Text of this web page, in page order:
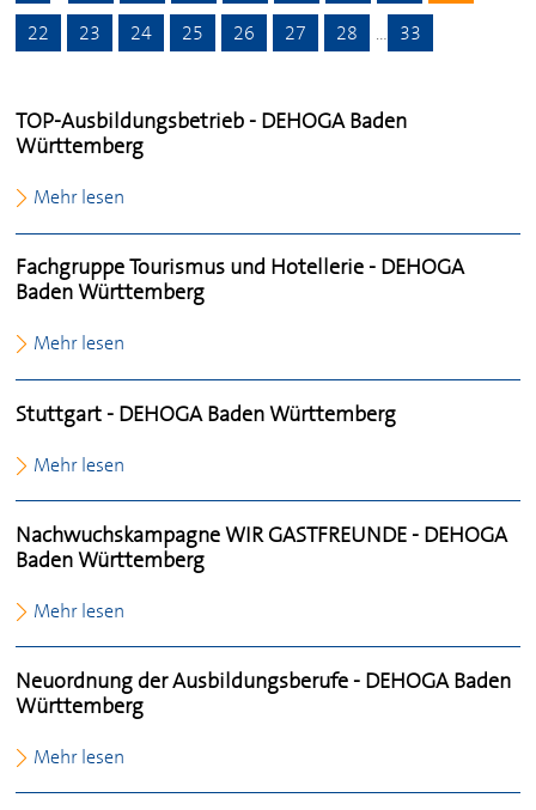
22
23 24 25 26 27 28 … 33
TOP-Ausbildungsbetrieb - DEHOGABaden
Württemberg
Mehr lesen
Fachgruppe Tourismus und Hotellerie - DEHOGA
Baden Württemberg
Mehr lesen
Stuttgart - DEHOGABaden Württemberg
Mehr lesen
Nachwuchskampagne WIR GASTFREUNDE - DEHOGA
Baden Württemberg
Mehr lesen
Neuordnung der Ausbildungsberufe - DEHOGABaden
Württemberg
Mehr lesen